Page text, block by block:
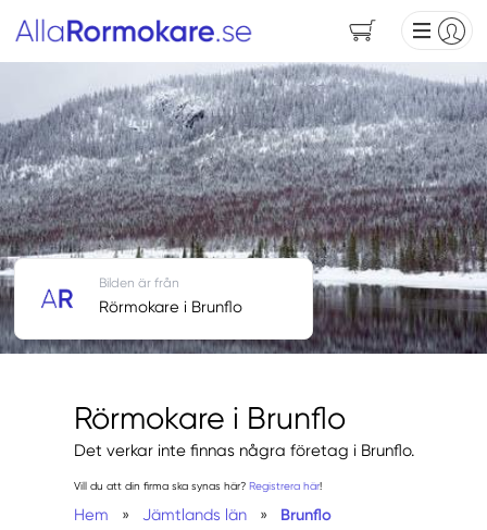
Rörmokare i Brunflo
Det verkar inte finnas några företag i Brunflo.
Vill du att din firma ska synas här? Registrera här!
Hem » Jämtlands län » Brunflo
Bilden är från
Rörmokare i Brunflo